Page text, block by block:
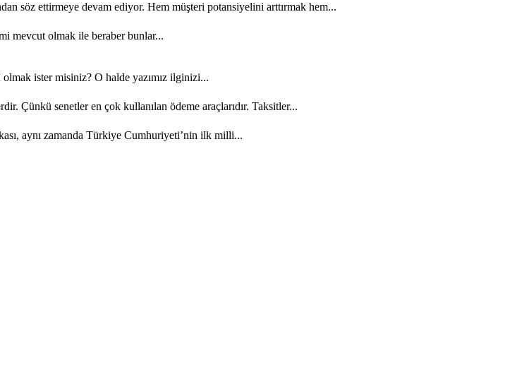
söz ettirmeye devam ediyor. Hem müşteri potansiyelini arttırmak hem...
mevcut olmak ile beraber bunlar...
ister misiniz? O halde yazımız ilginizi...
Çünkü senetler en çok kullanılan ödeme araçlarıdır. Taksitler...
aynı zamanda Türkiye Cumhuriyeti’nin ilk milli...